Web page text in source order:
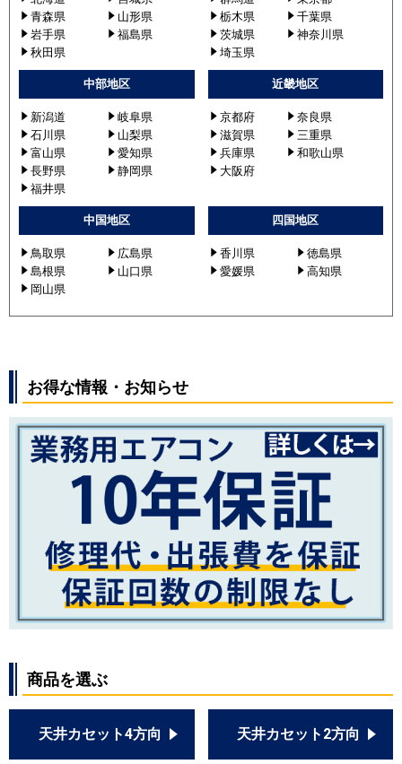
青森県
山形県
岩手県
福島県
秋田県
栃木県
千葉県
茨城県
神奈川県
埼玉県
中部地区
新潟道
岐阜県
石川県
山梨県
富山県
愛知県
長野県
静岡県
福井県
近畿地区
京都府
奈良県
滋賀県
三重県
兵庫県
和歌山県
大阪府
中国地区
鳥取県
広島県
島根県
山口県
岡山県
四国地区
香川県
徳島県
愛媛県
高知県
お得な情報・お知らせ
商品を選ぶ
天井カセット4方向 天井カセット2方向